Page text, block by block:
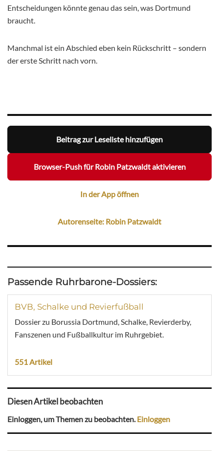
Entscheidungen könnte genau das sein, was Dortmund
braucht.
Manchmal ist ein Abschied eben kein Rückschritt – sondern
der erste Schritt nach vorn.
Beitrag zur Leseliste hinzufügen
Browser-Push für Robin Patzwaldt aktivieren
In der App öffnen
Autorenseite: Robin Patzwaldt
Passende Ruhrbarone-Dossiers:
BVB, Schalke und Revierfußball
Dossier zu Borussia Dortmund, Schalke, Revierderby,
Fanszenen und Fußballkultur im Ruhrgebiet.
551 Artikel
Diesen Artikel beobachten
Einloggen, um Themen zu beobachten.Einloggen